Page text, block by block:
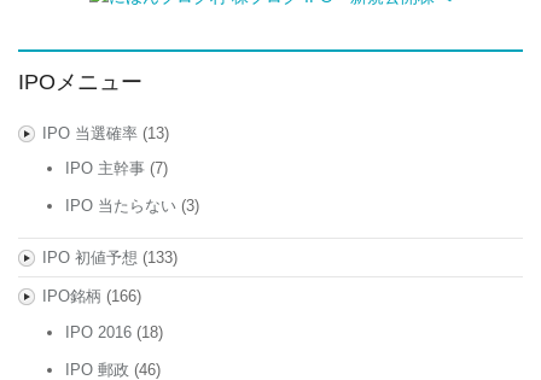
IPOメニュー
IPO 当選確率(13)
IPO 主幹事 (7)
IPO 当たらない (3)
IPO 初値予想 (133)
IPO銘柄 (166)
IPO 2016 (18)
IPO 郵政 (46)